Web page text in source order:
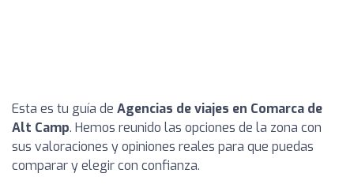
Esta es tu guía de Agencias de viajes en Comarca de
Alt Camp. Hemos reunido las opciones de la zona con
sus valoraciones y opiniones reales para que puedas
comparar y elegir con confianza.